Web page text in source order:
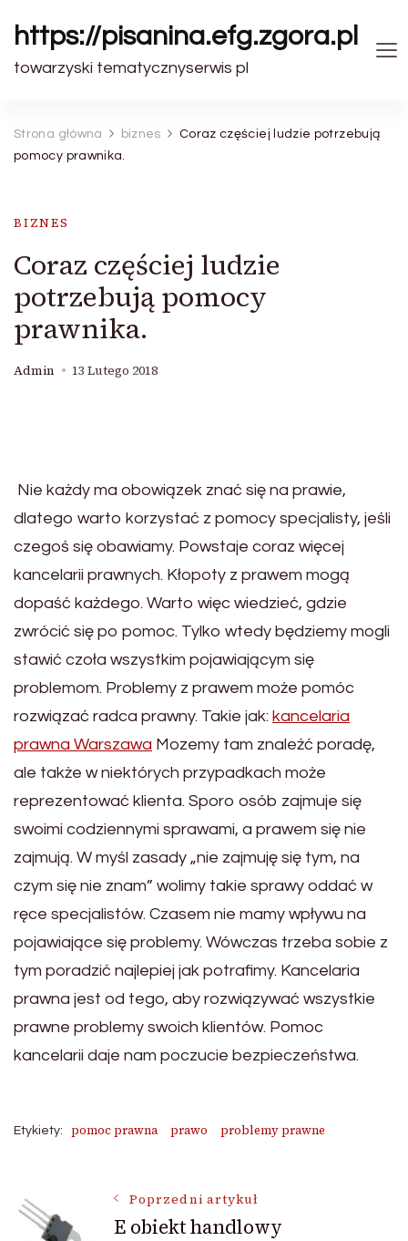
https://pisanina.efg.zgora.pl
towarzyski tematycznyserwis pl
Strona główna biznes
Coraz częściej ludzie potrzebują
pomocy prawnika.
BIZNES
Coraz częściej ludzie
potrzebują pomocy
prawnika.
Admin 13 Lutego 2018
Nie każdy ma obowiązek znać się na prawie,
dlatego warto korzystać z pomocy specjalisty, jeśli
czegoś się obawiamy. Powstaje coraz więcej
kancelarii prawnych. Kłopoty z prawem mogą
dopaść każdego. Warto więc wiedzieć, gdzie
zwrócić się po pomoc. Tylko wtedy będziemy mogli
stawić czoła wszystkim pojawiającym się
problemom. Problemy z prawem może pomóc
rozwiązać radca prawny. Takie jak: kancelaria
prawna Warszawa Mozemy tam znaleźć poradę,
ale także w niektórych przypadkach może
reprezentować klienta. Sporo osób zajmuje się
swoimi codziennymi sprawami, a prawem się nie
zajmują. W myśl zasady „nie zajmuję się tym, na
czym się nie znam” wolimy takie sprawy oddać w
ręce specjalistów. Czasem nie mamy wpływu na
pojawiające się problemy. Wówczas trzeba sobie z
tym poradzić najlepiej jak potrafimy. Kancelaria
prawna jest od tego, aby rozwiązywać wszystkie
prawne problemy swoich klientów. Pomoc
kancelarii daje nam poczucie bezpieczeństwa.
Etykiety: pomoc prawna prawo problemy prawne
NawigacjaPoprzedni artykuł
E obiekt handlowy